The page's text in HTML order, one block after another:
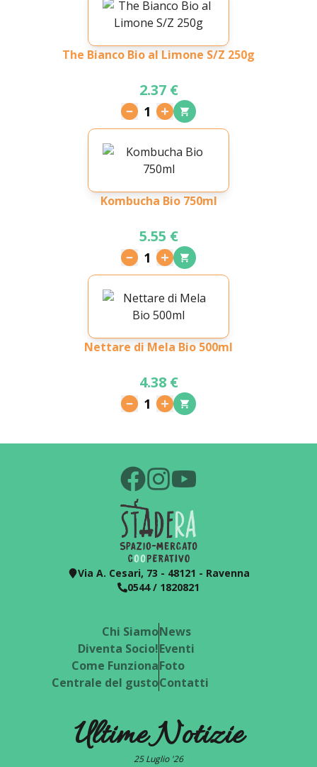
The Bianco Bio al Limone S/Z 250g
2.37 €
1
Kombucha Bio 750ml
5.55 €
1
Nettare di Mela Bio 500ml
4.38 €
1
Via A. Cesari, 73 - 48121 - Ravenna
0544 / 1820821
Chi Siamo
Diventa Socio!
Come Funziona
Centrale del gusto
News
Eventi
Foto
Contatti
Ultime Notizie
25 Luglio '26